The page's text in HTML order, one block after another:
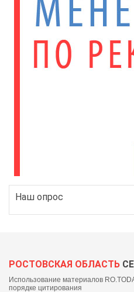
Наш опрос
РОСТОВСКАЯ ОБЛАСТЬ
Использование материалов
порядке цитирования